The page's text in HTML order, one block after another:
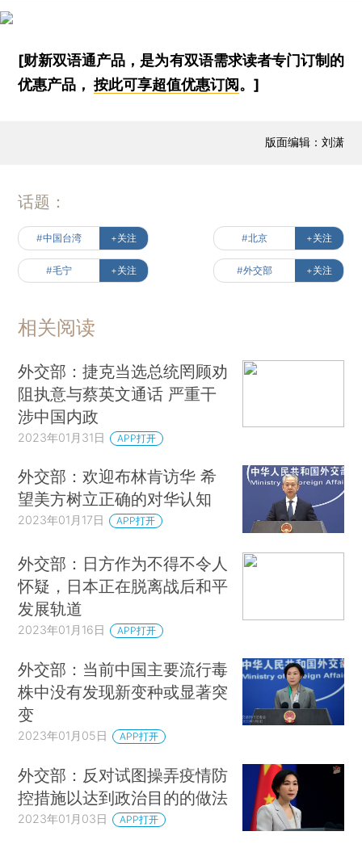
[财新双语通产品，是为有双语需求读者专门订制的
优惠产品，按此可享超值优惠订阅 。]
版面编辑：刘潇
话题：
#中国台湾 +关注 #北京 +关注
#毛宁 +关注 #外交部 +关注
相关阅读
外交部：捷克当选总统罔顾劝
阻执意与蔡英文通话 严重干
涉中国内政
2023年01月31日 APP打开
外交部：欢迎布林肯访华 希
望美方树立正确的对华认知
2023年01月17日 APP打开
外交部：日方作为不得不令人
怀疑，日本正在脱离战后和平
发展轨道
2023年01月16日 APP打开
外交部：当前中国主要流行毒
株中没有发现新变种或显著突
变
2023年01月05日 APP打开
外交部：反对试图操弄疫情防
控措施以达到政治目的的做法
2023年01月03日 APP打开